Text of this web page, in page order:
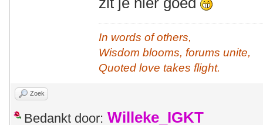
In words of others,
Wisdom blooms, forums unite,
Quoted love takes flight.
Zoek
Bedankt door: Willeke_IGKT